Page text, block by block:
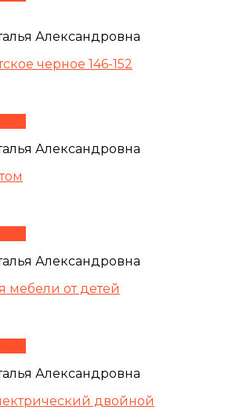
Александровна
черное 146-152
Александровна
Александровна
мебели от детей
Александровна
двойной